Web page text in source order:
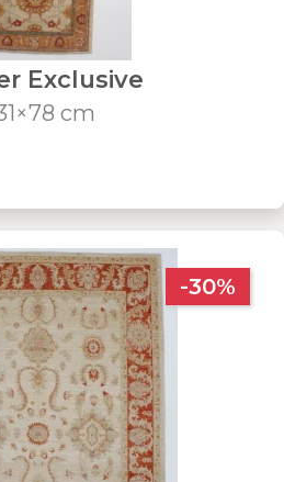
Exclusive
cm
-30%